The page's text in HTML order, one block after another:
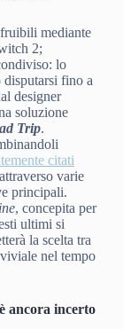
mediante
2;
lo
fino a
designer
soluzione
Trip.
citati
varie
principali.
, concepita per
ultimi si
la scelta tra
nel tempo
ancora incerto